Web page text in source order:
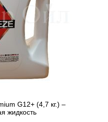
G12+ (4,7 кг.) –
жидкость